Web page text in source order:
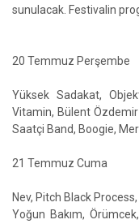
sunulacak. Festivalin
20 Temmuz Perşembe
Yüksek Sadakat,
Vitamin, Bülent Özdemir
Saatçi Band, Boogie,
21 Temmuz Cuma
Nev, Pitch Black
Yoğun Bakım,